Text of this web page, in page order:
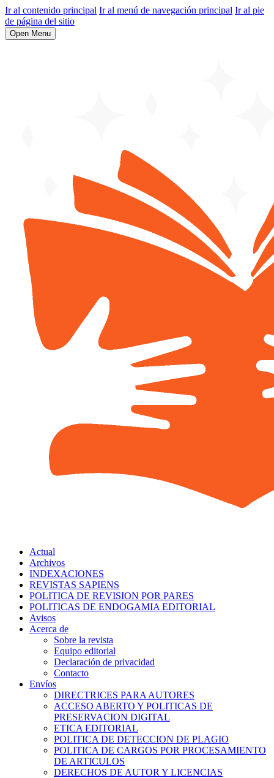
Ir al contenido principal Ir al menú de navegación principal Ir al pie
de página del sitio
Open Menu
Actual
Archivos
INDEXACIONES
REVISTAS SAPIENS
POLITICA DE REVISION POR PARES
POLITICAS DE ENDOGAMIA EDITORIAL
Avisos
Acerca de
Sobre la revista
Equipo editorial
Declaración de privacidad
Contacto
Envíos
DIRECTRICES PARA AUTORES
ACCESO ABERTO Y POLITICAS DE
PRESERVACION DIGITAL
ETICA EDITORIAL
POLITICA DE DETECCION DE PLAGIO
POLITICA DE CARGOS POR PROCESAMIENTO
DE ARTICULOS
DERECHOS DE AUTOR Y LICENCIAS